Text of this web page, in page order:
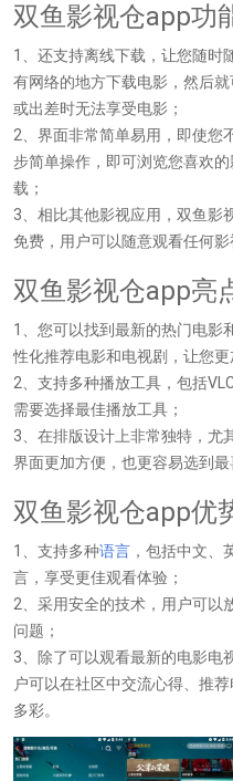
双鱼影视仓app功
1、还支持离线下载，让您随时
有网络的地方下载电影，然后
或出差时无法享受电影；
2、界面非常简单易用，即使您
步简单操作，即可浏览您喜欢
载；
3、相比其他影视应用，双鱼影
免费，用户可以随意观看任何影
双鱼影视仓app亮
1、您可以找到最新的热门电影
性化推荐电影和电视剧，让您更
2、支持多种播放工具，包括
需要选择最佳播放工具；
3、在排版设计上非常独特，尤
界面更加方便，也更容易选到最
双鱼影视仓app优
1、支持多种语言 ，包括中文、
言，享受更佳观看体验；
2、采用安全的技术，用户可以
问题；
3、除了可以观看最新的电影电
户可以在社区中交流心得、推
多彩。